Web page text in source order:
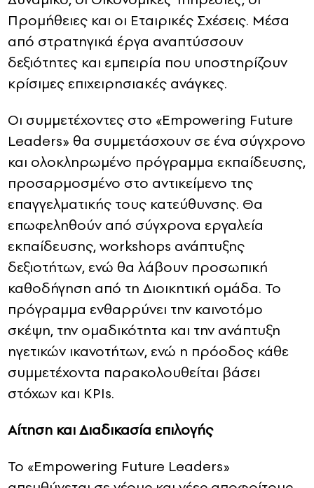
Προμήθειες και οι Εταιρικές Σχέσεις. Μέσα
από στρατηγικά έργα αναπτύσσουν
δεξιότητες και εμπειρία που υποστηρίζουν
κρίσιμες επιχειρησιακές ανάγκες.
Οι συμμετέχοντες στο «Empowering Future
Leaders» θα συμμετάσχουν σε ένα σύγχρονο
και ολοκληρωμένο πρόγραμμα εκπαίδευσης,
προσαρμοσμένο στο αντικείμενο της
επαγγελματικής τους κατεύθυνσης. Θα
επωφεληθούν από σύγχρονα εργαλεία
εκπαίδευσης, workshops ανάπτυξης
δεξιοτήτων, ενώ θα λάβουν προσωπική
καθοδήγηση από τη Διοικητική ομάδα. Το
πρόγραμμα ενθαρρύνει την καινοτόμο
σκέψη, την ομαδικότητα και την ανάπτυξη
ηγετικών ικανοτήτων, ενώ η πρόοδος κάθε
συμμετέχοντα παρακολουθείται βάσει
στόχων και KPIs.
Αίτηση και Διαδικασία επιλογής
Το «Empowering Future Leaders»